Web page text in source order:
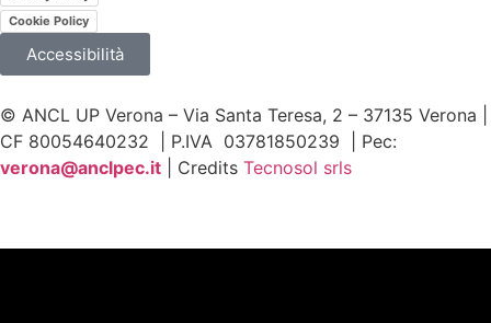
Cookie Policy
Accessibilità
© ANCL UP Verona – Via Santa Teresa, 2 – 37135 Verona |
CF 80054640232 | P.IVA 03781850239 | Pec:
verona@anclpec.it | Credits Tecnosol srls